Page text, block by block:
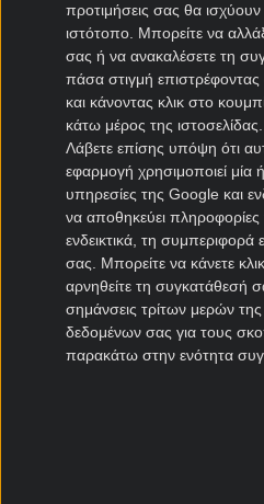
προτιμήσεις σας θα
ιστότοπο. Μπορείτε να
σας ή να ανακαλέσετε τη
πάσα στιγμή
και κάνοντας κλικ στο
κάτω μέρος της ιστοσελίδας.
Λάβετε επίσης υπόψη ότι
εφαρμογή χρησιμοποιεί μία
υπηρεσίες της Google και
να αποθηκεύει
ενδεικτικά, τη
σας. Μπορείτε να κάνετε
αρνηθείτε τη συγκατάθεσή
σημάνσεις τρίτων μερών
δεδομένων σας για τους
παρακάτω στην ενότητα
Ηρακλής μεταγραφές
ΠΑΣ Γιάννινα
Πανιώνιος μεταγραφές
Καλλιθέα μεταγραφές
Καλαμάτα μεταγραφές
Νίκη Βόλου μεταγραφές
Μεταγραφές
Πάφος μεταγραφές
ΑΠΟΕΛ μεταγραφές
ΑΕΚ Λάρνακας
Ομόνοια μεταγραφές